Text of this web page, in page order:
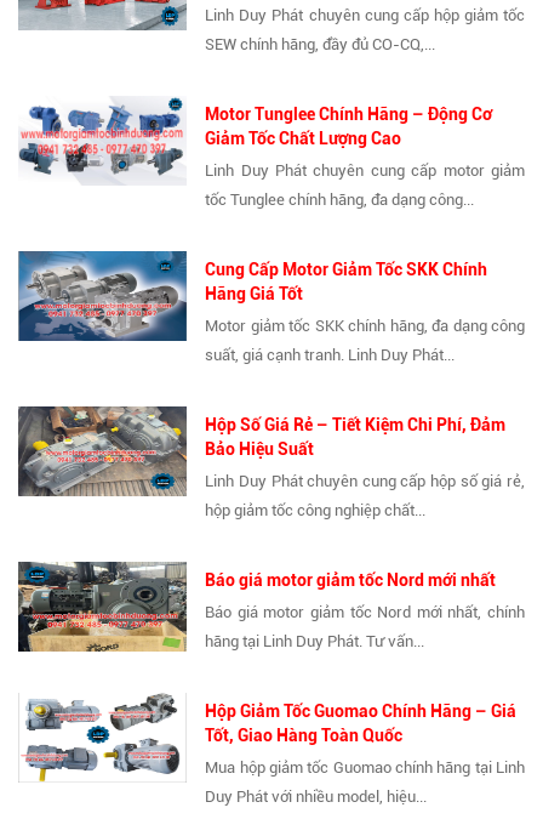
Linh Duy Phát chuyên cung cấp hộp giảm tốc
SEW chính hãng, đầy đủ CO-CQ,...
Motor Tunglee Chính Hãng – Động Cơ
Giảm Tốc Chất Lượng Cao
Linh Duy Phát chuyên cung cấp motor giảm
tốc Tunglee chính hãng, đa dạng công...
Cung Cấp Motor Giảm Tốc SKK Chính
Hãng Giá Tốt
Motor giảm tốc SKK chính hãng, đa dạng công
suất, giá cạnh tranh. Linh Duy Phát...
Hộp Số Giá Rẻ – Tiết Kiệm Chi Phí, Đảm
Bảo Hiệu Suất
Linh Duy Phát chuyên cung cấp hộp số giá rẻ,
hộp giảm tốc công nghiệp chất...
Báo giá motor giảm tốc Nord mới nhất
Báo giá motor giảm tốc Nord mới nhất, chính
hãng tại Linh Duy Phát. Tư vấn...
Hộp Giảm Tốc Guomao Chính Hãng – Giá
Tốt, Giao Hàng Toàn Quốc
Mua hộp giảm tốc Guomao chính hãng tại Linh
Duy Phát với nhiều model, hiệu...